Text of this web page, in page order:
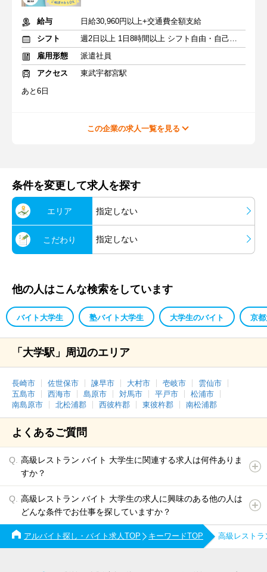
給与
日給30,960円以上+交通費全額支給
シフト
週2日以上 1日8時間以上 シフト自由・自己申告
雇用形態
派遣社員
アクセス
東武宇都宮駅
あと6日
この企業の求人一覧を見る
条件を変更して求人を探す
エリア 指定しない
こだわり 指定しない
他の人はこんな検索をしています
バイト大学生 塾バイト大学生 大学生のバイト 京
「大学駅」周辺のエリア
長崎市 佐世保市 諫早市 大村市 壱岐市
雲仙市
五島市
西海市 島原市 対馬市 平戸市
松浦市
南島原市
北松浦郡 西彼杵郡 東彼杵郡 南松浦郡
よくあるご質問
高級レストラン バイト 大学生に関連する求人は何件ありま
すか？
高級レストラン バイト 大学生の求人に興味のある他の人は
どんな条件でお仕事を探していますか？
アルバイト探し・バイト求人TOP キーワードTOP 高級レスト